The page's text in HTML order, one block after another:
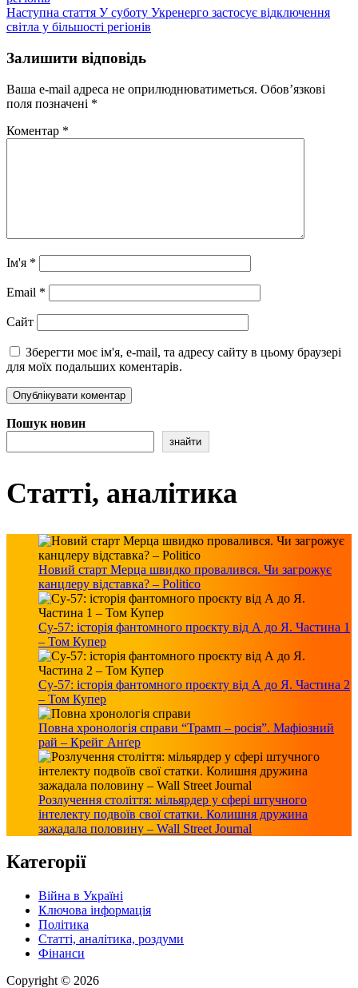
Наступна стаття Наступний
запис:
У суботу Укренерго застосує відключення
світла у більшості регіонів
Залишити відповідь
Ваша e-mail адреса не оприлюднюватиметься. Обов’язкові
поля позначені *
Коментар *
Ім'я *
Email *
Сайт
Зберегти моє ім'я, e-mail, та адресу сайту в цьому браузері
для моїх подальших коментарів.
Пошук новин
знайти
Статті, аналітика
Новий старт Мерца швидко провалився. Чи загрожує
канцлеру відставка? – Politico
Су-57: історія фантомного проєкту від А до Я. Частина 1
– Том Купер
Су-57: історія фантомного проєкту від А до Я. Частина 2
– Том Купер
Повна хронологія справи “Трамп – росія”. Мафіозний
рай – Крейг Анґер
Розлучення століття: мільярдер у сфері штучного
інтелекту подвоїв свої статки. Колишня дружина
зажадала половину – Wall Street Journal
Категорії
Війна в Україні
Ключова інформація
Політика
Статті, аналітика, роздуми
Фінанси
Copyright © 2026